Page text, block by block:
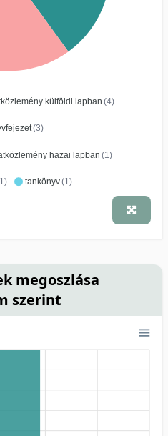
külföldi lapban (4)
(3)
hazai lapban (1)
tankönyv(1)
megoszlása
szerint